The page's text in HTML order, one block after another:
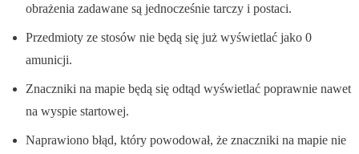
obrażenia zadawane są jednocześnie tarczy i postaci.
Przedmioty ze stosów nie będą się już wyświetlać jako 0
amunicji.
Znaczniki na mapie będą się odtąd wyświetlać poprawnie nawet
na wyspie startowej.
Naprawiono błąd, który powodował, że znaczniki na mapie nie